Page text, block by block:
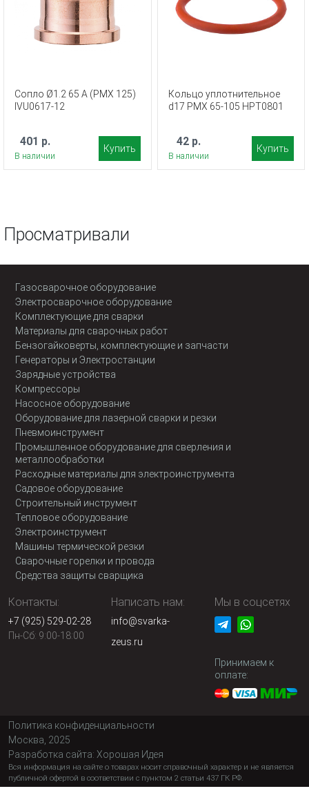
Сопло Ø1.2 65 A (PMX 125)
IVU0617-12
401 р.
В наличии
Купить
Кольцо уплотнительное
d17 PMX 65-105 HPT0801
42 р.
В наличии
Купить
Просматривали
Газосварочное оборудование
Электросварочное оборудование
Комплектующие для сварки
Материалы для сварочных работ
Бензогайковерты, комплектующие и запчасти
Генераторы и Электростанции
Зарядные устройства
Компрессоры
Насосное оборудование
Оборудование для лазерной сварки и резки
Пневмоинструмент
Промышленное оборудование для сверления и
металлообработки
Расходные материалы для электроинструмента
Садовое оборудование
Строительный инструмент
Тепловое оборудование
Электроинструмент
Машины термической резки
Сварочные горелки и провода
Средства защиты сварщика
Контакты:
+7 (925) 529-02-28
Пн-Сб: 9:00-18:00
Написать нам:
info@svarka-
zeus.ru
Мы в соцсетях
Принимаем к
оплате:
Политика конфиденциальности
Москва, 2025
Разработка сайта: Хорошая Идея
Вся информация на сайте о товарах носит справочный характер и не является
публичной офертой в соответствии с пунктом 2 статьи 437 ГК РФ.